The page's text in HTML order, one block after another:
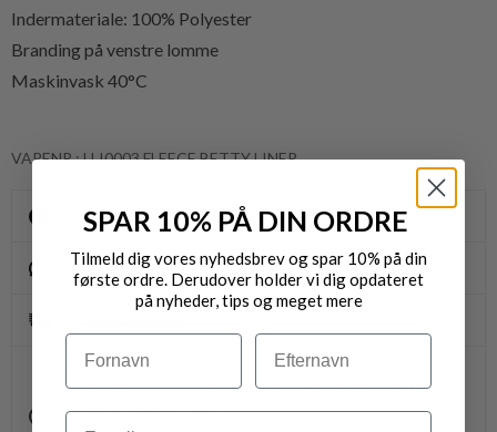
Indermateriale: 100% Polyester
Branding på venstre lomme
Maskinvask 40°C
VARENR.: LLI0003 FLEECE BETTY LINER
Gratis fragt til pakkeshop ved køb over 400,-
Byt/Returnér i vores butikker
OBS.
Ikke alle vores varer på webshoppen, befinder sig i
vores fysiske butikker.
SPAR 10% PÅ DIN ORDRE
Tilmeld dig vores nyhedsbrev og spar 10% på din
første ordre. Derudover holder vi dig opdateret
på nyheder, tips og meget mere
Navn Efternavn
Email